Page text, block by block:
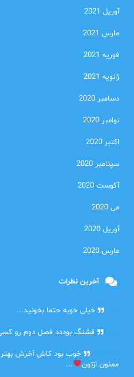
آوریل 2021
مارس 2021
فوریه 2021
ژانویه 2021
دسامبر 2020
نوامبر 2020
اکتبر 2020
سپتامبر 2020
آگوست 2020
می 2020
آوریل 2020
مارس 2020
آخرین نظرات
خیلی خوبه حتما بخونید...
قشنگ بوددد فصل دوم رو
خوب بود کاش آخرش
ممنون ازتون
...